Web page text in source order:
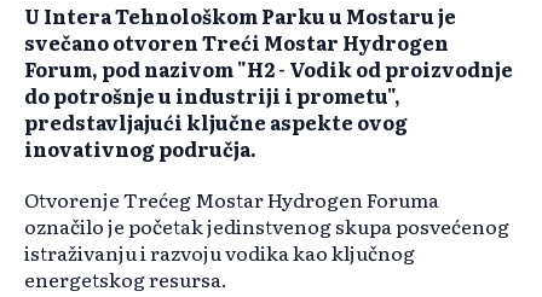
U Intera Tehnološkom Parku u Mostaru je
svečano otvoren Treći Mostar Hydrogen
Forum, pod nazivom "H2 - Vodik od proizvodnje
do potrošnje u industriji i prometu",
predstavljajući ključne aspekte ovog
inovativnog područja.
Otvorenje Trećeg Mostar Hydrogen Foruma
označilo je početak jedinstvenog skupa posvećenog
istraživanju i razvoju vodika kao ključnog
energetskog resursa.